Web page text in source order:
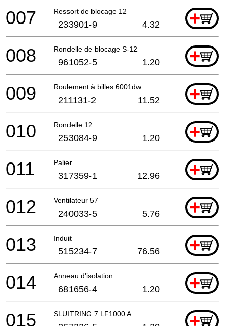
Ressort de blocage 12 +
007 233901-9 4.32
Rondelle de blocage S-12 +
008 961052-5 1.20
Roulement à billes 6001dw +
009 211131-2 11.52
Rondelle 12 +
010 253084-9 1.20
Palier +
011 317359-1 12.96
Ventilateur 57 +
012 240033-5 5.76
Induit +
013 515234-7 76.56
Anneau d'isolation +
014 681656-4 1.20
SLUITRING 7 LF1000 A +
015